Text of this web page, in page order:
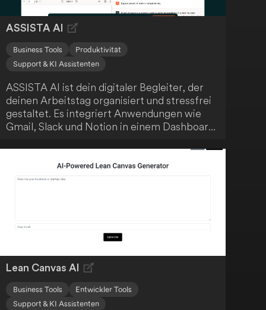
ASSISTA AI
Business Tools
Produktivität
Support & KI Assistenten
ASSISTA AI ist dein digitaler Begleiter, der
deinen Arbeitstag organisiert und stressfrei
gestaltet. Es integriert Anwendungen wie
Gmail, Slack und Notion in einem Dashboard,
Besprechungsnotizen und findet deine
Dateien sofort. Arbeite ohne Chaos und
konzentriere dich auf das Wesentliche.
Lean Canvas AI
Business Tools
Entwickler Tools
Support & KI Assistenten